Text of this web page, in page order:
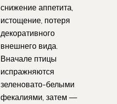
снижение аппетита,
истощение, потеря
декоративного
внешнего вида.
Вначале птицы
испражняются
зеленовато-белыми
фекалиями, затем —